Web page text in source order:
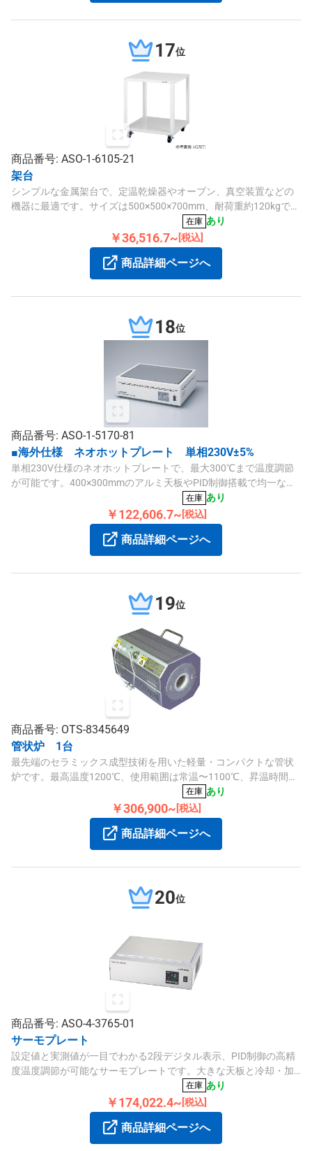
17位
商品番号: ASO-1-6105-21
架台
シンプルな金属架台で、定温乾燥器やオーブン、真空装置などの
機器に最適です。サイズは500×500×700mm、耐荷重約120kgでキ
ャスター付きのノックダウン式設計です。
在庫 あり
￥36,516.7~ [税込]
商品詳細ページへ
18位
商品番号: ASO-1-5170-81
■海外仕様 ネオホットプレート 単相230V±5%
単相230V仕様のネオホットプレートで、最大300℃まで温度調節
が可能です。400×300mmのアルミ天板やPID制御搭載で均一な温
在庫 あり
￥122,606.7~ [税込]
商品詳細ページへ
19位
商品番号: OTS-8345649
管状炉 1台
最先端のセラミックス成型技術を用いた軽量・コンパクトな管状
炉です。最高温度1200℃、使用範囲は常温〜1100℃、昇温時間は
約25分、電源は単相100Vで消費電力は700Wです。
在庫 あり
￥306,900~ [税込]
商品詳細ページへ
20位
商品番号: ASO-4-3765-01
サーモプレート
設定値と実測値が一目でわかる2段デジタル表示、PID制御の高精
度温度調節が可能なサーモプレートです。大きな天板と冷却・加
熱機能を備え、安全装置やタイマーも搭載しています。
在庫 あり
￥174,022.4~ [税込]
商品詳細ページへ